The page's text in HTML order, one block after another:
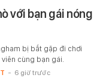
với bạn gái nóng
bị bắt gặp đi chơi
cùng bạn gái.
- 6 giờ trước